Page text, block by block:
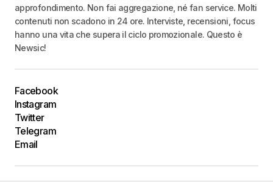
approfondimento. Non fai aggregazione, né fan service. Molti
contenuti non scadono in 24 ore. Interviste, recensioni, focus
hanno una vita che supera il ciclo promozionale. Questo è
Newsic!
Facebook
Instagram
Twitter
Telegram
Email